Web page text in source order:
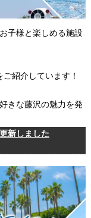
新しました
子様と楽しめる施設
紹介しています！
きな藤沢の魅力を発